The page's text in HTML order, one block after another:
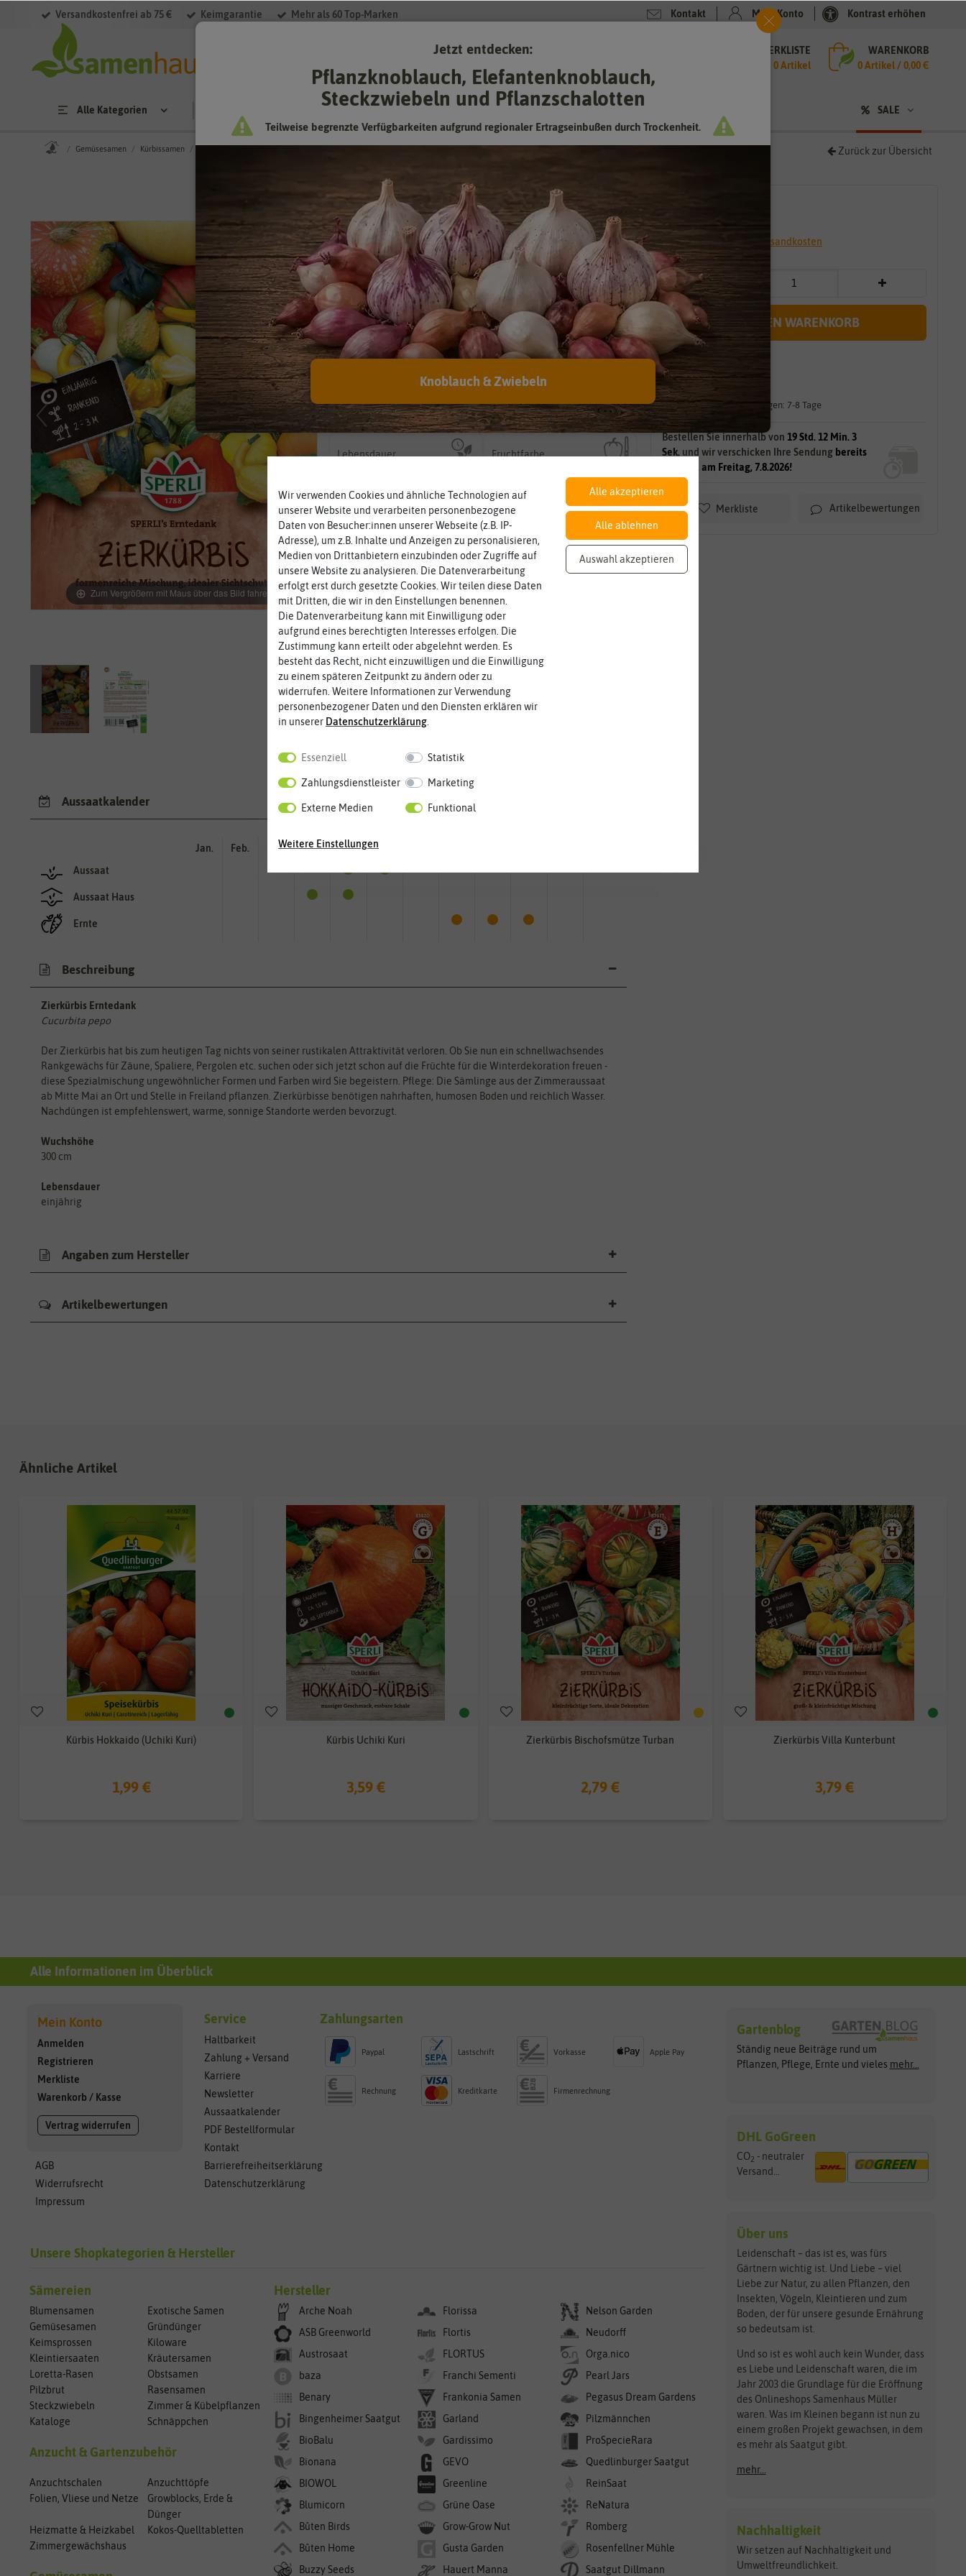
Versandkostenfrei ab 75 € Keimgarantie Mehr als 60 Top-Marken Kontakt Mein Konto Kontrast erhöhen
MERKLISTE
0 Artikel
WARENKORB
0Artikel /0,00 €
Alle Kategorien SALE
Gemüsesamen Kürbissamen Zurück zur Übersicht
Zum Vergrößern mit Maus über das Bild fahren
* inkl. 7% MwSt. zzgl. Versandkosten
IN DEN WARENKORB
sofort lieferbar
gilt für 26
Lieferzeit für größere Mengen: 7-8 Tage
Bestellen Sie innerhalb von 19 Std. 12 Min. 2
Sek. und wir verschicken Ihre Sendung bereits
morgen, am Freitag, 7.8.2026!
Merkliste Artikelbewertungen
Zierkürbis Erntedank
rankend, Höhe bis 1,80 m
Hersteller:
Sperli-Samen
Artikelnummer:
87630
EAN:
4001523876307
Standort
Wie viel Licht benötigt die
sonnig, vollsonnig)
Lebensdauer
mehrjährig. Fruchtfarbe
Aussaatkalender
Aussaat
Aussaat Haus
Ernte
Jan. Feb. Mär. Apr. Mai Jun.
Beschreibung
Zierkürbis Erntedank
Cucurbita pepo
Der Zierkürbis hat bis zum heutigen Tag nichts von seiner rustikalen Attraktivität verloren. Ob Sie nun ein schnellwachsendes
Rankgewächs für Zäune, Spaliere, Pergolen etc. suchen oder sich jetzt schon auf die Früchte für die Winterdekoration freuen -
diese Spezialmischung ungewöhnlicher Formen und Farben wird Sie begeistern. Pflege: Die Sämlinge aus der Zimmeraussaat
ab Mitte Mai an Ort und Stelle in Freiland pflanzen. Zierkürbisse benötigen nahrhaften, humosen Boden und reichlich Wasser.
Nachdüngen ist empfehlenswert, warme, sonnige Standorte werden bevorzugt.
Wuchshöhe
300 cm
Lebensdauer
einjährig
Angaben zum Hersteller
Artikelbewertungen
Ähnliche Artikel
Kürbis Hokkaido (Uchiki Kuri)
1,99 €
Kürbis Uchiki Kuri
3,59 €
Zierkürbis Bischofsmütze Turban
2,79 €
Zierkürbis Villa Kunterbunt
3,79 €
Alle Informationen im Überblick
Mein Konto
Anmelden
Registrieren
Merkliste
Warenkorb / Kasse
Vertrag widerrufen
AGB
Widerrufsrecht
Impressum
Service
Haltbarkeit
Zahlung + Versand
Karriere
Newsletter
Aussaatkalender
PDF Bestellformular
Kontakt
Barrierefreiheitserklärung
Datenschutzerklärung
Zahlungsarten
Paypal Lastschrift Vorkasse Apple Pay
Rechnung Kreditkarte Firmenrechnung
Unsere Shopkategorien & Hersteller
Sämereien
Blumensamen
Exotische Samen
Gemüsesamen
Gründünger
Keimsprossen
Kiloware
Kleintiersaaten
Kräutersamen
Loretta-Rasen
Obstsamen
Pilzbrut
Rasensamen
Steckzwiebeln
Zimmer & Kübelpflanzen
Kataloge
Schnäppchen
Anzucht & Gartenzubehör
Anzuchtschalen
Anzuchttöpfe
Folien, Vliese und Netze
Growblocks, Erde &
Dünger
Heizmatte & Heizkabel
Kokos-Quelltabletten
Zimmergewächshaus
Hersteller
Arche Noah
ASB Greenworld
Austrosaat
baza
Benary
Bingenheimer Saatgut
BioBalu
Bionana
BIOWOL
Blumicorn
Bûten Birds
Bûten Home
Buzzy Seeds
Florissa
Flortis
FLORTUS
Franchi Sementi
Frankonia Samen
Garland
Gardissimo
GEVO
Greenline
Grüne Oase
Grow-Grow Nut
Gusta Garden
Hauert Manna
Nelson Garden
Neudorff
Orga.nico
Pearl Jars
Pegasus Dream Gardens
Pilzmännchen
ProSpecieRara
Quedlinburger Saatgut
ReinSaat
ReNatura
Romberg
Rosenfellner Mühle
Saatgut Dillmann
Gartenblog
Ständig neue Beiträge rund um
Pflanzen, Pflege, Ernte und vieles mehr...
DHL GoGreen
CO2 - neutraler
Versand...
Über uns
Leidenschaft – das ist es, was fürs
Gärtnern wichtig ist. Und Liebe – viel
Liebe zur Natur, zu allen Pflanzen, den
Insekten, Vögeln, Kleintieren und zum
Boden, der für unsere gesunde Ernährung
so bedeutsam ist.
Und so ist es wohl auch kein Wunder, dass
es Liebe und Leidenschaft waren, die im
Jahr 2003 die Grundlage für die Eröffnung
des Onlineshops Samenhaus Müller
waren. Was im Kleinen begann ist nun zu
einem großen Projekt gewachsen, in dem
es mehr als Saatgut gibt.
mehr...
Nachhaltigkeit
Wir setzen auf Nachhaltigkeit und
Umweltfreundlichkeit.
Wir verwenden Cookies und ähnliche Technologien auf
unserer Website und verarbeiten personenbezogene
Daten von Besucher:innen unserer Webseite (z.B. IP-
Adresse), um z.B. Inhalte und Anzeigen zu personalisieren,
Medien von Drittanbietern einzubinden oder Zugriffe auf
unsere Website zu analysieren. Die Datenverarbeitung
erfolgt erst durch gesetzte Cookies. Wir teilen diese Daten
mit Dritten, die wir in den Einstellungen benennen.
Die Datenverarbeitung kann mit Einwilligung oder
aufgrund eines berechtigten Interesses erfolgen. Die
Zustimmung kann erteilt oder abgelehnt werden. Es
besteht das Recht, nicht einzuwilligen und die Einwilligung
zu einem späteren Zeitpunkt zu ändern oder zu
widerrufen. Weitere Informationen zur Verwendung
personenbezogener Daten und den Diensten erklären wir
in unserer Daten­schutz­erklärung
Essenziell Statistik
Zahlungsdienstleister Marketing
Externe Medien Funktional
Weitere Einstellungen
Alle akzeptieren
Alle ablehnen
Auswahl akzeptieren
Jetzt entdecken:
Pflanzknoblauch, Elefantenknoblauch,
Steckzwiebeln und Pflanzschalotten
Teilweise begrenzte Verfügbarkeiten aufgrund regionaler Ertragseinbußen durch Trockenheit.
Knoblauch & Zwiebeln